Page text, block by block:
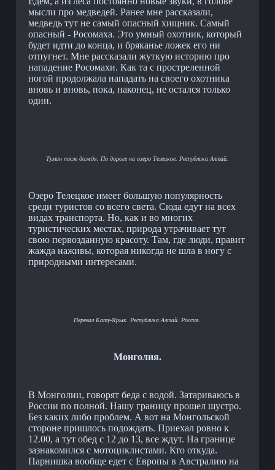
мысли про медведей. Ранее мне рассказали,
медведь тут не самый опасный хищник. Самый
опасный - Росомаха. Это умный охотник, который
будет идти до конца, и бряканье ложек его ни
отпугнет. Мне рассказали жуткую историю про
нападение Росомахи. Как та с простреленной
ногой продолжала нападать на своего охотника
вновь и вновь, пока, наконец, не остался только
один.
Туман после дождя. По дороге на озеро Телецкое. Республика Алтай.
Озеро Телецкое имеет большую популярность
среди туристов со всего света. Сюда едут на всех
видах транспорта. Но, как и во многих
туристических местах, природа утрачивает тут
свою первозданную красоту. Там, где люди, правит
жажда наживы, которая никогда не шла в ногу с
природными интересами.
Перевал Кату-Ярык. Республика Алтай. Россия.
Монголия.
В Монголии, говорят беда с водой. Затариваюсь в
России по полной. Нашу границу прошел шустро.
Без каких либо проблем. А вот на Монгольской
стороне пришлось подождать. Приехал ровно к
12.00, а тут обед с 12 до 13, все ждут. На границе
зазнакомился с мотоциклистами. Кто откуда.
Парнишка вообще едет с Европы в Австралию на